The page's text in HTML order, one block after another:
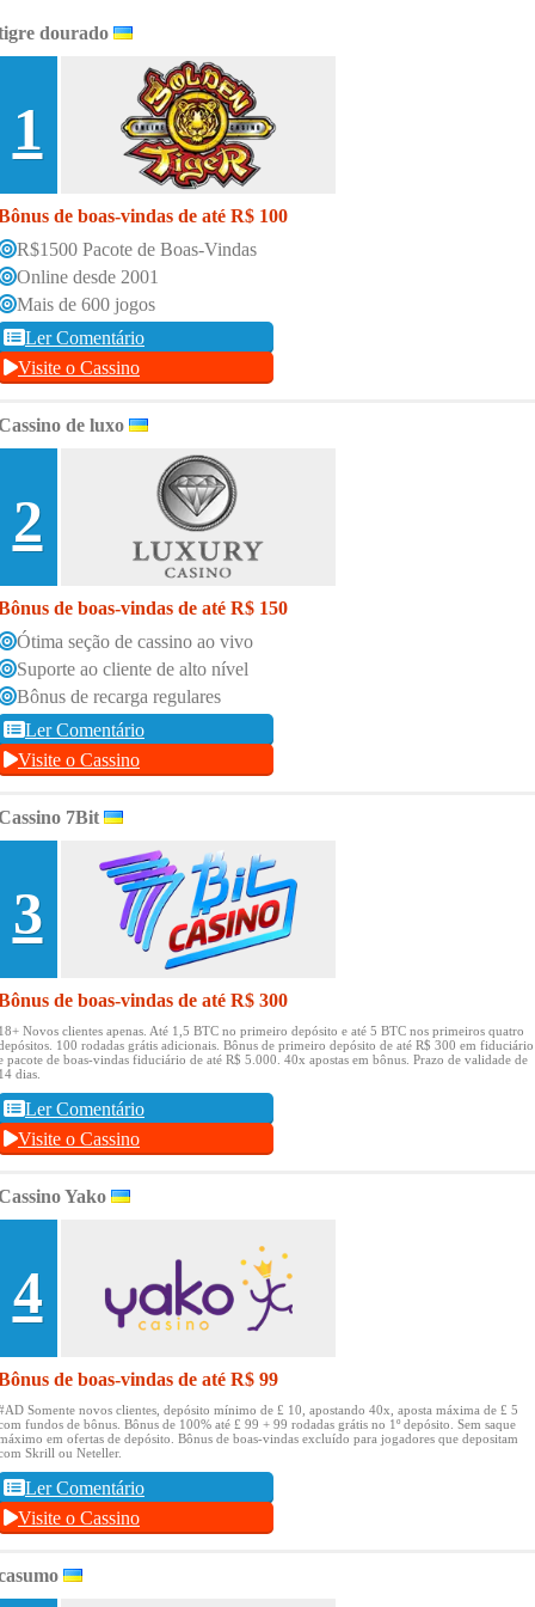
dourado
1
de boas-vindas de até R$ 100
R$1500 Pacote de Boas-Vindas
Online desde 2001
Mais de 600 jogos
Ler Comentário
Visite o Cassino
de luxo
2
de boas-vindas de até R$ 150
Ótima seção de cassino ao vivo
Suporte ao cliente de alto nível
Bônus de recarga regulares
Ler Comentário
Visite o Cassino
7Bit
3
de boas-vindas de até R$ 300
Novos clientes apenas. Até 1,5 BTC no primeiro depósito e até 5 BTC nos primeiros quatro
100 rodadas grátis adicionais. Bônus de primeiro depósito de até R$ 300 em fiduciário
pacote de boas-vindas fiduciário de até R$ 5.000. 40x apostas em bônus. Prazo de validade de
dias.
Ler Comentário
Visite o Cassino
Yako
4
de boas-vindas de até R$ 99
Somente novos clientes, depósito mínimo de £ 10, apostando 40x, aposta máxima de £ 5
fundos de bônus. Bônus de 100% até £ 99 + 99 rodadas grátis no 1º depósito. Sem saque
em ofertas de depósito. Bônus de boas-vindas excluído para jogadores que depositam
Skrill ou Neteller.
Ler Comentário
Visite o Cassino